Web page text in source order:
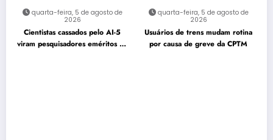
quarta-feira, 5 de agosto de
2026
Cientistas cassados pelo AI-5
viram pesquisadores eméritos da
quarta-feira, 5 de agosto de
2026
Usuários de trens mudam rotina
por causa de greve da CPTM